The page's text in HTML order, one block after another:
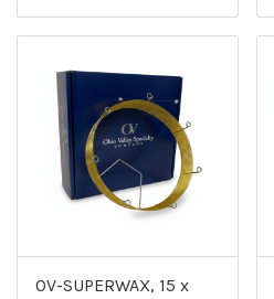
OV-SUPERWAX, 15 x